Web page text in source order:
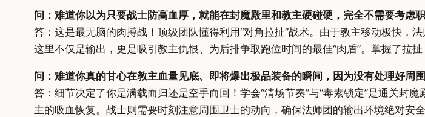
问：难道你以为只要战士防高血厚，就能在封魔殿里和教主硬碰硬，完全不需要考虑
答：这是最无脑的肉搏战！顶级团队懂得利用“对角拉扯”战术。由于教主移动极快，
这里不仅是输出，更是吸引教主仇恨、为后排争取跑位时间的最佳“肉盾”。掌握了拉
问：难道你真的甘心在教主血量见底、即将爆出极品装备的瞬间，因为没有处理好周
答：细节决定了你是满载而归还是空手而回！学会“清场节奏”与“毒素锁定”是通关封
主的吸血恢复。战士则需要时刻注意周围卫士的动向，确保法师团的输出环境绝对安